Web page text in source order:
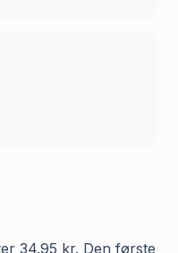
34.95 kr. Den første